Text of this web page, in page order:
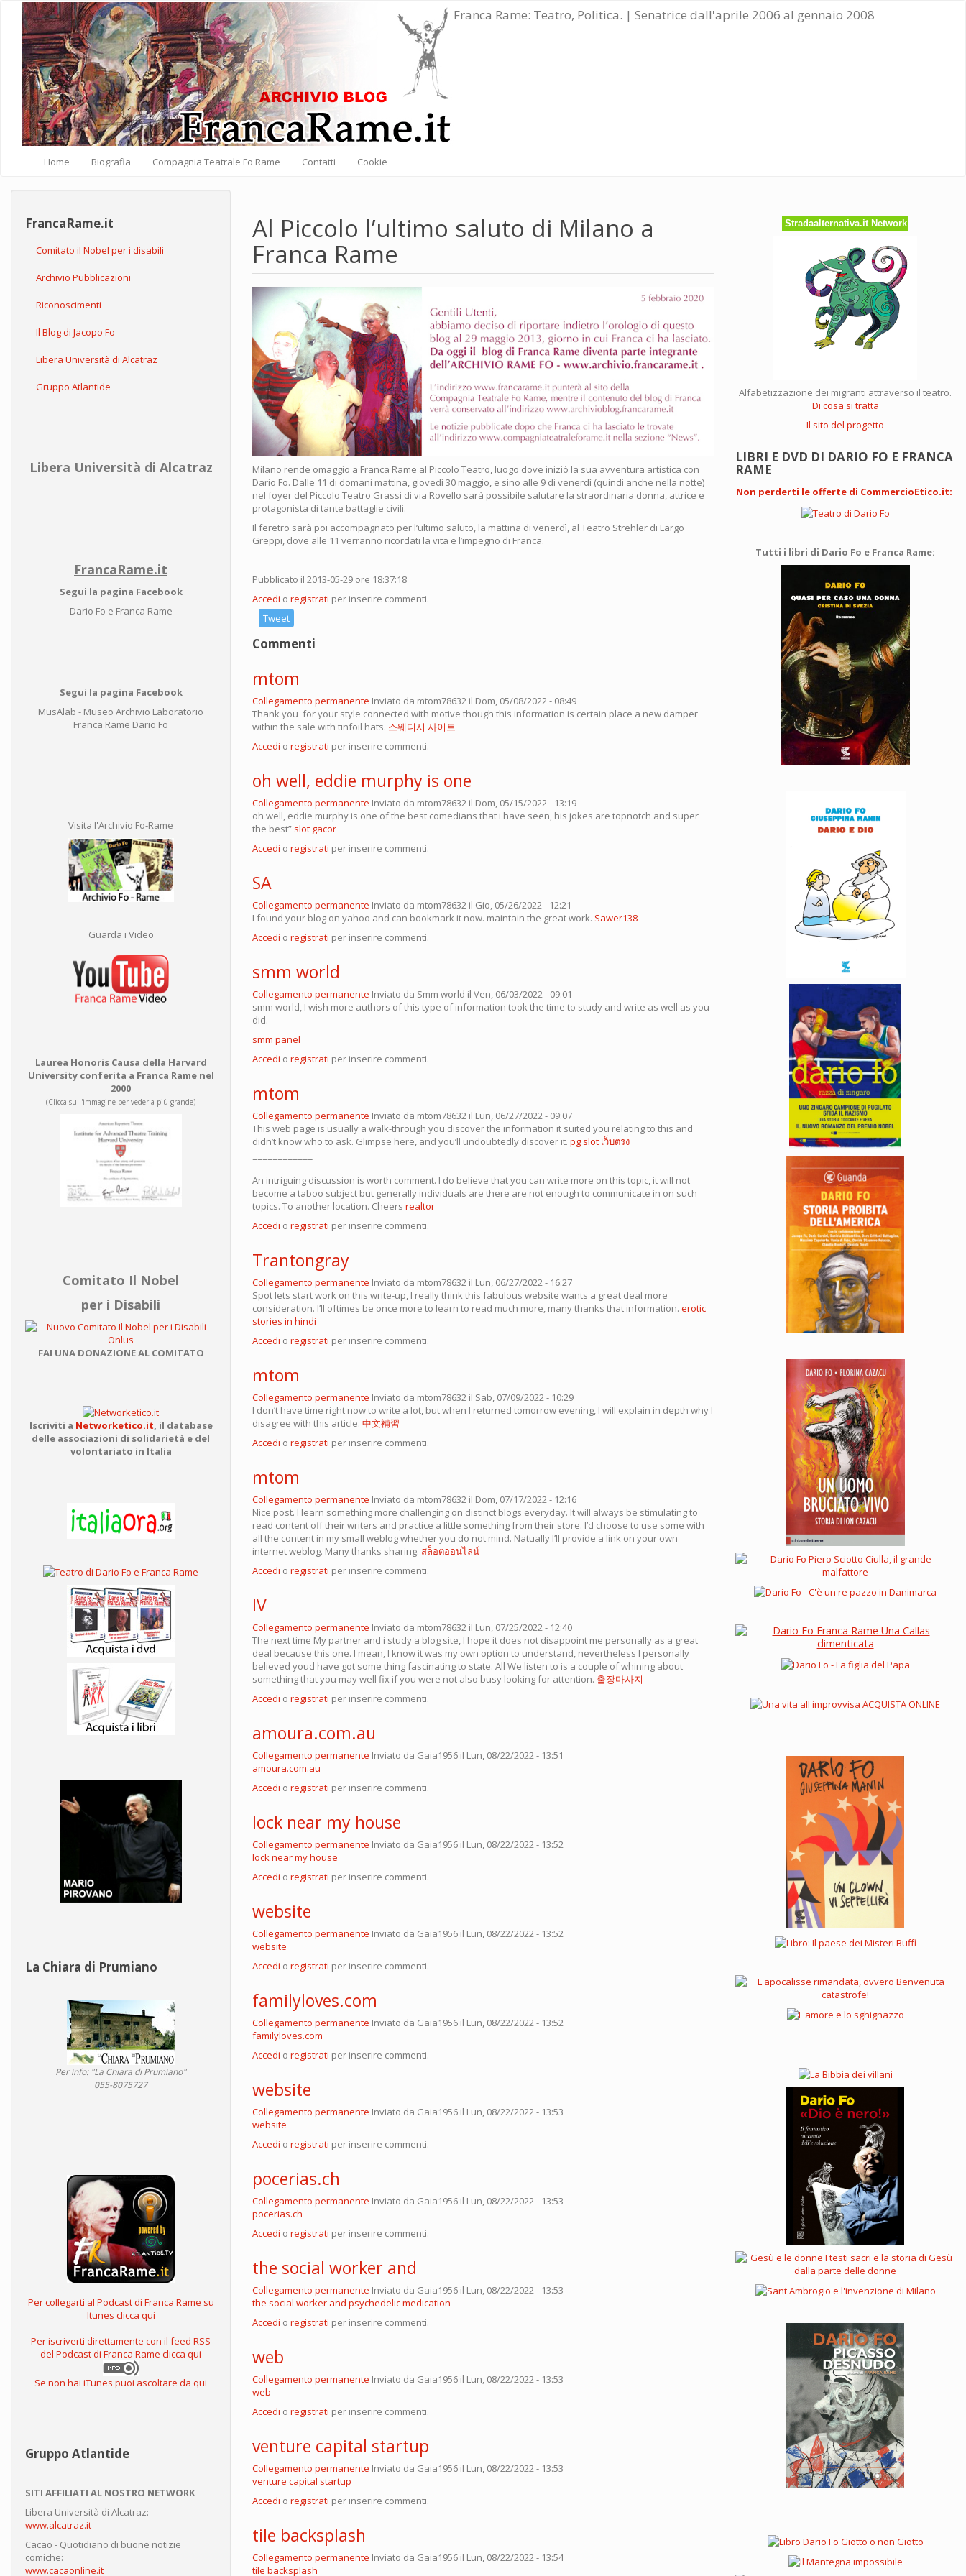
Salta al contenuto principale Franca Rame: Teatro, Politica. | Senatrice dall'aprile 2006 al gennaio 2008
Home Biografia Compagnia Teatrale Fo Rame Contatti Cookie
FrancaRame.it
Comitato il Nobel per i disabili
Archivio Pubblicazioni
Riconoscimenti
Il Blog di Jacopo Fo
Libera Università di Alcatraz
Gruppo Atlantide
Libera Università di Alcatraz
FrancaRame.it
Segui la pagina Facebook
Dario Fo e Franca Rame
Segui la pagina Facebook
MusAlab - Museo Archivio Laboratorio
Franca Rame Dario Fo
Visita l'Archivio Fo-Rame
Guarda i Video
Laurea Honoris Causa della Harvard
University conferita a Franca Rame nel
2000
(Clicca sull'immagine per vederla più grande)
Comitato Il Nobel
per i Disabili
FAI UNA DONAZIONE AL COMITATO
Iscriviti a Networketico.it il database
delle associazioni di solidarietà e del
volontariato in Italia
La Chiara di Prumiano
Per info: "La Chiara di Prumiano"
055-8075727
Per collegarti al Podcast di Franca Rame su
Itunes clicca qui
Per iscriverti direttamente con il feed RSS
del Podcast di Franca Rame clicca qui
Se non hai iTunes puoi ascoltare da qui
Gruppo Atlantide
SITI AFFILIATI AL NOSTRO NETWORK
Libera Università di Alcatraz:
www.alcatraz.it
Cacao - Quotidiano di buone notizie
comiche:
www.cacaonline.it
Al Piccolo l’ultimo saluto di Milano a
Franca Rame
Milano rende omaggio a Franca Rame al Piccolo Teatro, luogo dove iniziò la sua avventura artistica con
Dario Fo. Dalle 11 di domani mattina, giovedì 30 maggio, e sino alle 9 di venerdì (quindi anche nella notte)
nel foyer del Piccolo Teatro Grassi di via Rovello sarà possibile salutare la straordinaria donna, attrice e
protagonista di tante battaglie civili.
Il feretro sarà poi accompagnato per l’ultimo saluto, la mattina di venerdì, al Teatro Strehler di Largo
Greppi, dove alle 11 verranno ricordati la vita e l’impegno di Franca.
Pubblicato il 2013-05-29 ore 18:37:18
Accedi o registrati per inserire commenti.
Tweet
Commenti
mtom
Collegamento permanente Inviato da mtom78632 il Dom, 05/08/2022 - 08:49
Thank you for your style connected with motive though this information is certain place a new damper
within the sale with tinfoil hats. 스웨디시 사이트
Accedi o registrati per inserire commenti.
oh well, eddie murphy is one
Collegamento permanente Inviato da mtom78632 il Dom, 05/15/2022 - 13:19
oh well, eddie murphy is one of the best comedians that i have seen, his jokes are topnotch and super
the best” slot gacor
Accedi o registrati per inserire commenti.
SA
Collegamento permanente Inviato da mtom78632 il Gio, 05/26/2022 - 12:21
I found your blog on yahoo and can bookmark it now. maintain the great work. Sawer138
Accedi o registrati per inserire commenti.
smm world
Collegamento permanente Inviato da Smm world il Ven, 06/03/2022 - 09:01
smm world, I wish more authors of this type of information took the time to study and write as well as you
did.
smm panel
Accedi o registrati per inserire commenti.
mtom
Collegamento permanente Inviato da mtom78632 il Lun, 06/27/2022 - 09:07
This web page is usually a walk-through you discover the information it suited you relating to this and
didn’t know who to ask. Glimpse here, and you’ll undoubtedly discover it. pg slot เว็บตรง
============
An intriguing discussion is worth comment. I do believe that you can write more on this topic, it will not
become a taboo subject but generally individuals are there are not enough to communicate in on such
topics. To another location. Cheers realtor
Accedi o registrati per inserire commenti.
Trantongray
Collegamento permanente Inviato da mtom78632 il Lun, 06/27/2022 - 16:27
Spot lets start work on this write-up, I really think this fabulous website wants a great deal more
consideration. I’ll oftimes be once more to learn to read much more, many thanks that information. erotic
stories in hindi
Accedi o registrati per inserire commenti.
mtom
Collegamento permanente Inviato da mtom78632 il Sab, 07/09/2022 - 10:29
I don’t have time right now to write a lot, but when I returned tomorrow evening, I will explain in depth why I
disagree with this article. 中文補習
Accedi o registrati per inserire commenti.
mtom
Collegamento permanente Inviato da mtom78632 il Dom, 07/17/2022 - 12:16
Nice post. I learn something more challenging on distinct blogs everyday. It will always be stimulating to
read content off their writers and practice a little something from their store. I’d choose to use some with
all the content in my small weblog whether you do not mind. Natually I’ll provide a link on your own
internet weblog. Many thanks sharing. สล็อตออนไลน์
Accedi o registrati per inserire commenti.
IV
Collegamento permanente Inviato da mtom78632 il Lun, 07/25/2022 - 12:40
The next time My partner and i study a blog site, I hope it does not disappoint me personally as a great
deal because this one. I mean, I know it was my own option to understand, nevertheless I personally
believed youd have got some thing fascinating to state. All We listen to is a couple of whining about
something that you may well fix if you were not also busy looking for attention. 출장마사지
Accedi o registrati per inserire commenti.
amoura.com.au
Collegamento permanente Inviato da Gaia1956 il Lun, 08/22/2022 - 13:51
amoura.com.au
Accedi o registrati per inserire commenti.
lock near my house
Collegamento permanente Inviato da Gaia1956 il Lun, 08/22/2022 - 13:52
lock near my house
Accedi o registrati per inserire commenti.
website
Collegamento permanente Inviato da Gaia1956 il Lun, 08/22/2022 - 13:52
website
Accedi o registrati per inserire commenti.
familyloves.com
Collegamento permanente Inviato da Gaia1956 il Lun, 08/22/2022 - 13:52
familyloves.com
Accedi o registrati per inserire commenti.
website
Collegamento permanente Inviato da Gaia1956 il Lun, 08/22/2022 - 13:53
website
Accedi o registrati per inserire commenti.
pocerias.ch
Collegamento permanente Inviato da Gaia1956 il Lun, 08/22/2022 - 13:53
pocerias.ch
Accedi o registrati per inserire commenti.
the social worker and
Collegamento permanente Inviato da Gaia1956 il Lun, 08/22/2022 - 13:53
the social worker and psychedelic medication
Accedi o registrati per inserire commenti.
web
Collegamento permanente Inviato da Gaia1956 il Lun, 08/22/2022 - 13:53
web
Accedi o registrati per inserire commenti.
venture capital startup
Collegamento permanente Inviato da Gaia1956 il Lun, 08/22/2022 - 13:53
venture capital startup
Accedi o registrati per inserire commenti.
tile backsplash
Collegamento permanente Inviato da Gaia1956 il Lun, 08/22/2022 - 13:54
tile backsplash
Stradaalternativa.it Network
Alfabetizzazione dei migranti attraverso il teatro.
Di cosa si tratta
Il sito del progetto
LIBRI E DVD DI DARIO FO E FRANCA
RAME
Non perderti le offerte di CommercioEtico.it:
Tutti i libri di Dario Fo e Franca Rame: